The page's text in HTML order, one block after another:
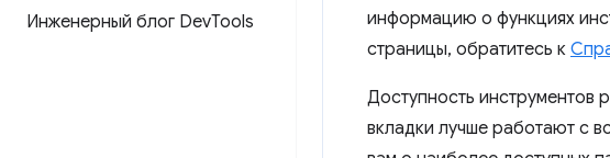
Инженерный блог DevTools
информацию о функциях
страницы, обратитесь к
Доступность инструментов
вкладки лучше работают с